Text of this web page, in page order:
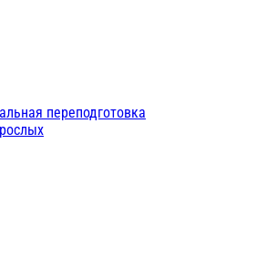
переподготовка